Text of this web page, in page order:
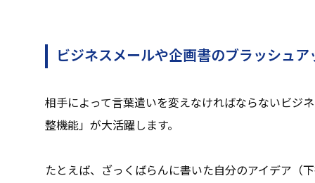
ビジネスメールや企画書のブラッシュア
相手によって言葉遣いを変えなければならないビジ
整機能」が大活躍します。
たとえば、ざっくばらんに書いた自分のアイデア（